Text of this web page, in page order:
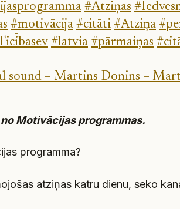
#Atziņas
#motivācija #citāti #Atziņa
#latvia #pārmaiņas
sound – Martins Donins –
Motivācijas programmas.
programma?
atziņas katru dienu, seko